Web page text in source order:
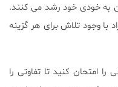
به خودی خود رشد می کنند.
با وجود تلاش برای هر گزینه
امتحان کنید تا تفاوتی را